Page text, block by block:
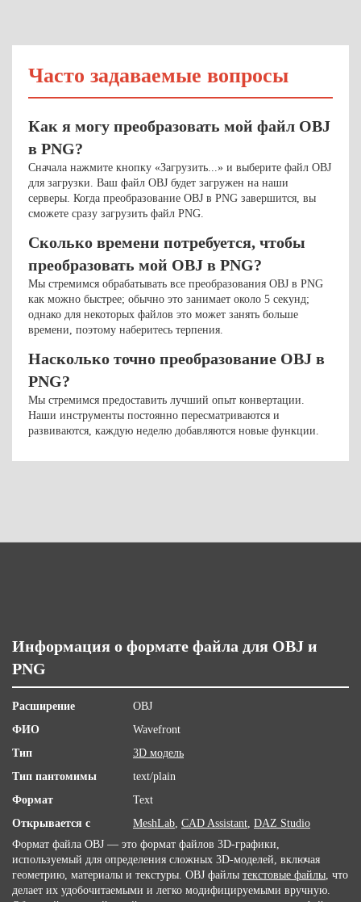
Часто задаваемые вопросы
Как я могу преобразовать мой файл OBJ
в PNG?
Сначала нажмите кнопку «Загрузить...» и выберите файл OBJ
для загрузки. Ваш файл OBJ будет загружен на наши
серверы. Когда преобразование OBJ в PNG завершится, вы
сможете сразу загрузить файл PNG.
Сколько времени потребуется, чтобы
преобразовать мой OBJ в PNG?
Мы стремимся обрабатывать все преобразования OBJ в PNG
как можно быстрее; обычно это занимает около 5 секунд;
однако для некоторых файлов это может занять больше
времени, поэтому наберитесь терпения.
Насколько точно преобразование OBJ в
PNG?
Мы стремимся предоставить лучший опыт конвертации.
Наши инструменты постоянно пересматриваются и
развиваются, каждую неделю добавляются новые функции.
Информация о формате файла для OBJ и
PNG
Расширение
OBJ
ФИО
Wavefront
Тип
3D модель
Тип пантомимы
text/plain
Формат
Text
Открывается с
MeshLab, CAD Assistant, DAZ Studio
Формат файла OBJ — это формат файлов 3D-графики,
используемый для определения сложных 3D-моделей, включая
геометрию, материалы и текстуры. OBJ файлы текстовые файлы, что
делает их удобочитаемыми и легко модифицируемыми вручную.